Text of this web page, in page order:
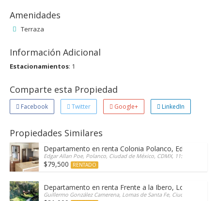
Amenidades
Terraza
Información Adicional
Estacionamientos: 1
Comparte esta Propiedad
Facebook Twitter Google+ LinkedIn
Propiedades Similares
Departamento en renta Colonia Polanco, Edgar Allan
Edgar Allan Poe, Polanco, Ciudad de México, CDMX, 11550, Mexico
$79,500 RENTADO
Departamento en renta Frente a la Ibero, Lomas de
Guillermo González Camerena, Lomas de Santa Fe, Ciudad de